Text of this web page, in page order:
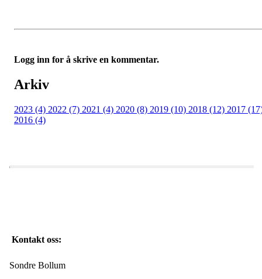
Logg inn for å skrive en kommentar.
Arkiv
2023 (4) 2022 (7) 2021 (4) 2020 (8) 2019 (10) 2018 (12) 2017
2016 (4)
Kontakt oss:
Sondre Bollum